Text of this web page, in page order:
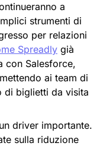
a
strumenti di
per relazioni
Spreadly già
con Salesforce,
ai team di
di biglietti da visita
driver importante.
sulla riduzione